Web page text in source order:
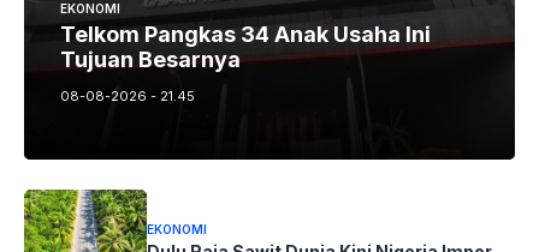
EKONOMI
Telkom Pangkas 34 Anak Usaha Ini
Tujuan Besarnya
08-08-2026 - 21.45
EKONOMI